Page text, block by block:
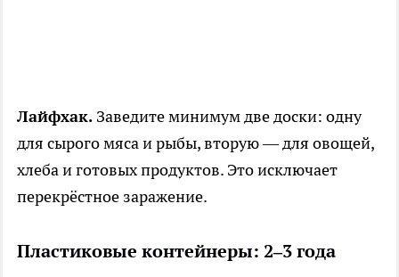
Лайфхак. Заведите минимум две доски: одну
для сырого мяса и рыбы, вторую — для овощей,
хлеба и готовых продуктов. Это исключает
перекрёстное заражение.
Пластиковые контейнеры: 2–3 года